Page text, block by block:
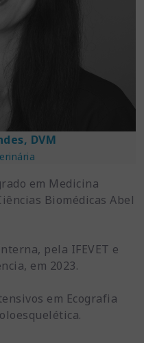
DVM
em Medicina
Biomédicas Abel
pela IFEVET e
em 2023.
em Ecografia